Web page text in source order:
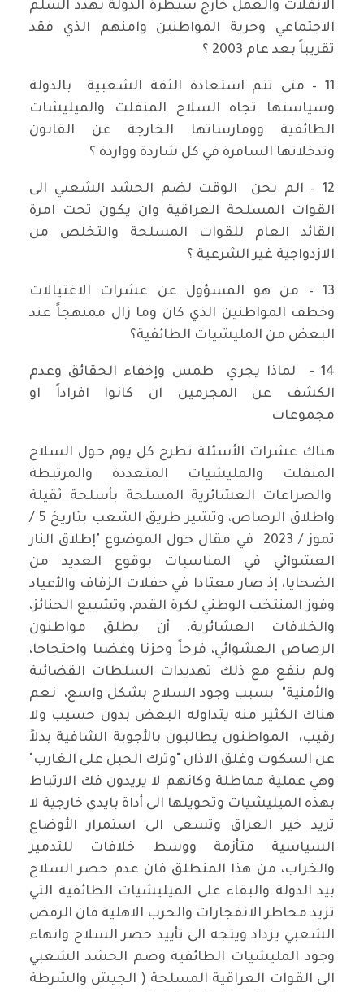
الانفلات والعمل خارج سيطرة الدولة يهدد السلم
الاجتماعي وحرية المواطنين وامنهم الذي فقد
تقريباً بعد عام 2003 ؟
11 – متى تتم استعادة الثقة الشعبية بالدولة
وسياستها تجاه السلاح المنفلت والميليشات
الطائفية وومارساتها الخارجة عن القانون
وتدخلاتها السافرة في كل شاردة وواردة ؟
12 – الم يحن الوقت لضم الحشد الشعبي الى
القوات المسلحة العراقية وان يكون تحت امرة
القائد العام للقوات المسلحة والتخلص من
الازدواجية غير الشرعية ؟
13 – من هو المسؤول عن عشرات الاغتيالات
وخطف المواطنين الذي كان وما زال ممنهجاً عند
البعض من المليشيات الطائفية؟
14 - لماذا يجري طمس وإخفاء الحقائق وعدم
الكشف عن المجرمين ان كانوا افراداً او
مجموعات
هناك عشرات الأسئلة تطرح كل يوم حول السلاح
المنفلت والمليشيات المتعددة والمرتبطة
والصراعات العشائرية المسلحة بأسلحة ثقيلة
واطلاق الرصاص، وتشير طريق الشعب بتاريخ 5 /
تموز / 2023 في مقال حول الموضوع "إطلاق النار
العشوائي في المناسبات بوقوع العديد من
الضحايا، إذ صار معتادا في حفلات الزفاف والأعياد
وفوز المنتخب الوطني لكرة القدم، وتشييع الجنائز،
والخلافات العشائرية، أن يطلق مواطنون
الرصاص العشوائي، فرحاً وحزنا وغضبا واحتجاجا،
ولم ينفع مع ذلك تهديدات السلطات القضائية
والأمنية" بسبب وجود السلاح بشكل واسع، نعم
هناك الكثير منه يتداوله البعض بدون حسيب ولا
رقيب، المواطنون يطالبون بالأجوبة الشافية بدلاً
عن السكوت وغلق الاذان "وترك الحبل على الغارب"
وهي عملية مماطلة وكانهم لا يريدون فك الارتباط
بهذه الميليشيات وتحويلها الى أداة بايدي خارجية لا
تريد خير العراق وتسعى الى استمرار الأوضاع
السياسية متأزمة ووسط خلافات للتدمير
والخراب، من هذا المنطلق فان عدم حصر السلاح
بيد الدولة والبقاء على الميليشيات الطائفية التي
تزيد مخاطر الانفجارات والحرب الاهلية فان الرفض
الشعبي يزداد ويتجه الى تأييد حصر السلاح وانهاء
وجود المليشيات الطائفية وضم الحشد الشعبي
الى القوات العراقية المسلحة ( الجيش والشرطة